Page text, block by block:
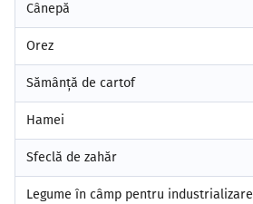
Cânepă
Orez
Sămânță de cartof
Hamei
Sfeclă de zahăr
Legume în câmp pentru industrializare